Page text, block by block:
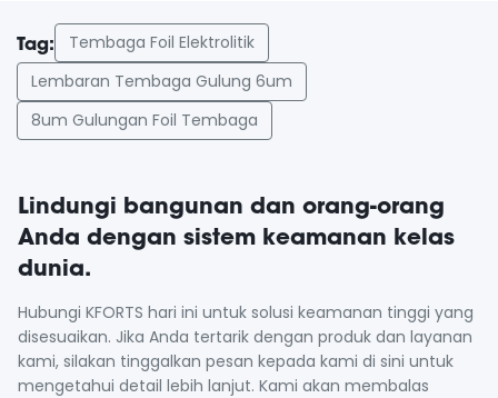
Tag:
Tembaga Foil Elektrolitik
Lembaran Tembaga Gulung 6um
8um Gulungan Foil Tembaga
Lindungi bangunan dan orang-orang
Anda dengan sistem keamanan kelas
dunia.
Hubungi KFORTS hari ini untuk solusi keamanan tinggi yang
disesuaikan. Jika Anda tertarik dengan produk dan layanan
kami, silakan tinggalkan pesan kepada kami di sini untuk
mengetahui detail lebih lanjut. Kami akan membalas